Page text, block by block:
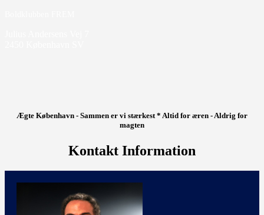
Ægte København - Sammen er vi stærkest * Altid for æren - Aldrig for
magten
Kontakt Information